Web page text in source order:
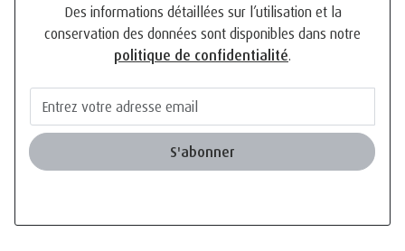
Des informations détaillées sur l’utilisation et la
conservation des données sont disponibles dans notre
politique de confidentialité.
S'abonner